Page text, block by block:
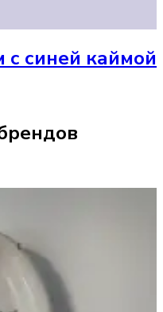
с синей каймой